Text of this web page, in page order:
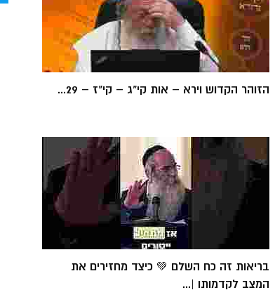
הזוהר הקדוש וירא – אות קי"ג – קי"ז – 29...
בריאות זה כח השלם 💚 כיצד מחזירים את
המצב לקדמותו |...